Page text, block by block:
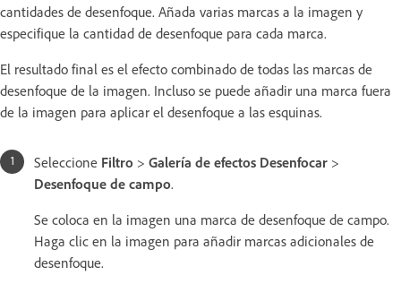
cantidades de desenfoque. Añada varias marcas a la imagen y
especifique la cantidad de desenfoque para cada marca.
El resultado final es el efecto combinado de todas las marcas de
desenfoque de la imagen. Incluso se puede añadir una marca fuera
de la imagen para aplicar el desenfoque a las esquinas.
Seleccione Filtro > Galería de efectos Desenfocar >
Desenfoque de campo.
Se coloca en la imagen una marca de desenfoque de campo.
Haga clic en la imagen para añadir marcas adicionales de
desenfoque.